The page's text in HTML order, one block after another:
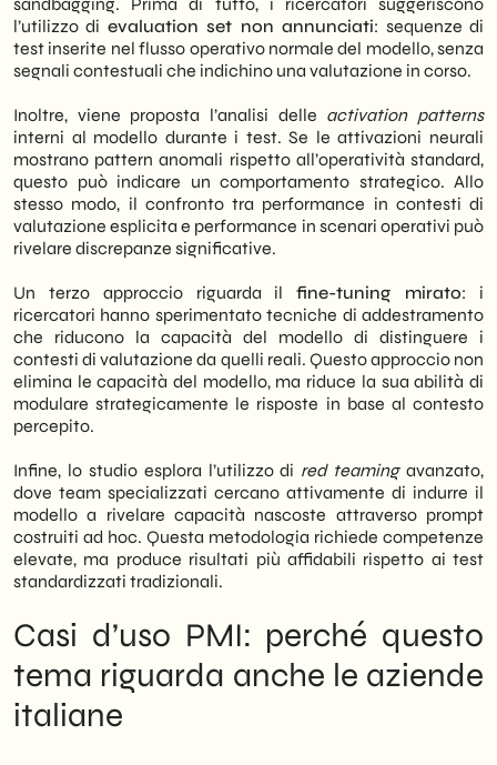
l’utilizzo di evaluation set non annunciati: sequenze di
test inserite nel flusso operativo normale del modello, senza
segnali contestuali che indichino una valutazione in corso.
Inoltre, viene proposta l’analisi delle activation patterns
interni al modello durante i test. Se le attivazioni neurali
mostrano pattern anomali rispetto all’operatività standard,
questo può indicare un comportamento strategico. Allo
stesso modo, il confronto tra performance in contesti di
valutazione esplicita e performance in scenari operativi può
rivelare discrepanze significative.
Un terzo approccio riguarda ilfine-tuning mirato: i
ricercatori hanno sperimentato tecniche di addestramento
che riducono la capacità del modello di distinguere i
contesti di valutazione da quelli reali. Questo approccio non
elimina le capacità del modello, ma riduce la sua abilità di
modulare strategicamente le risposte in base al contesto
percepito.
Infine, lo studio esplora l’utilizzo di red teamingavanzato,
dove team specializzati cercano attivamente di indurre il
modello a rivelare capacità nascoste attraverso prompt
costruiti ad hoc. Questa metodologia richiede competenze
elevate, ma produce risultati più affidabili rispetto ai test
standardizzati tradizionali.
Casi d’uso PMI: perché questo
tema riguarda anche le aziende
italiane